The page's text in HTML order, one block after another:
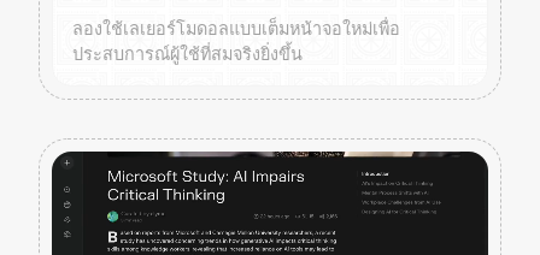
ลองใช้เลเยอร์โมดอลแบบเต็มหน้าจอใหม่เพื่อ
ประสบการณ์ผู้ใช้ที่สมจริงยิ่งขึ้น